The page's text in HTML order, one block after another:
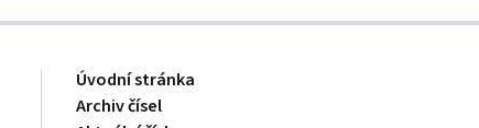
Úvodní stránka
Archiv čísel